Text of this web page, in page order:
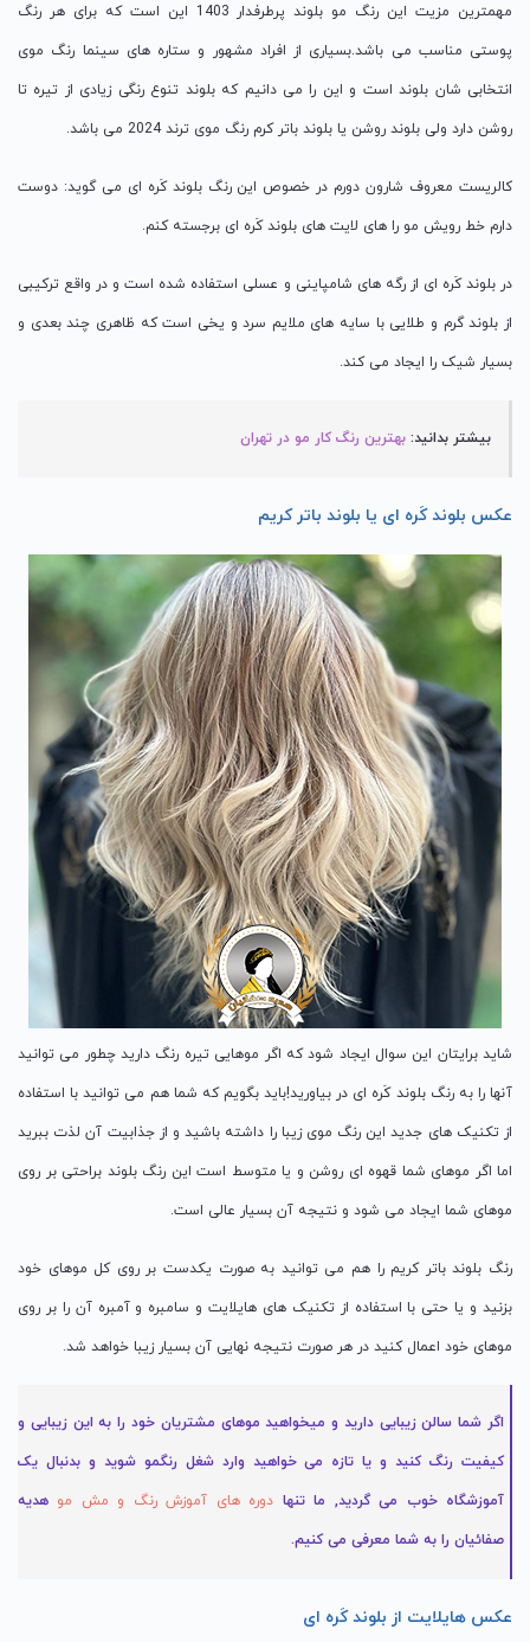
مهمترین مزیت این رنگ مو بلوند پرطرفدار 1403 این است که برای هر رنگ
پوستی مناسب می باشد.بسیاری از افراد مشهور و ستاره های سینما رنگ موی
انتخابی شان بلوند است و این را می دانیم که بلوند تنوع رنگی زیادی از تیره تا
روشن دارد ولی بلوند روشن یا بلوند باتر کرم رنگ موی ترند 2024 می باشد.
کالریست معروف شارون دورم در خصوص این رنگ بلوند کَره ای می گوید: دوست
دارم خط رویش مو را های لایت های بلوند کَره ای برجسته کنم.
در بلوند کَره ای از رگه های شامپاینی و عسلی استفاده شده است و در واقع ترکیبی
از بلوند گرم و طلایی با سایه های ملایم سرد و یخی است که ظاهری چند بعدی و
بسیار شیک را ایجاد می کند.
بیشتر بدانید: بهترین رنگ کار مو در تهران
عکس بلوند کَره ای یا بلوند باتر کریم
شاید برایتان این سوال ایجاد شود که اگر موهایی تیره رنگ دارید چطور می توانید
آنها را به رنگ بلوند کَره ای در بیاورید!باید بگویم که شما هم می توانید با استفاده
از تکنیک های جدید این رنگ موی زیبا را داشته باشید و از جذابیت آن لذت ببرید
اما اگر موهای شما قهوه ای روشن و یا متوسط است این رنگ بلوند براحتی بر روی
موهای شما ایجاد می شود و نتیجه آن بسیار عالی است.
رنگ بلوند باتر کریم را هم می توانید به صورت یکدست بر روی کل موهای خود
بزنید و یا حتی با استفاده از تکنیک های هایلایت و سامبره و آمبره آن را بر روی
موهای خود اعمال کنید در هر صورت نتیجه نهایی آن بسیار زیبا خواهد شد.
اگر شما سالن زیبایی دارید و میخواهید موهای مشتریان خود را به این زیبایی و
کیفیت رنگ کنید و یا تازه می خواهید وارد شغل رنگمو شوید و بدنبال یک
آموزشگاه خوب می گردید, ما تنها دوره های آموزش رنگ و مش مو هدیه
صفائیان را به شما معرفی می کنیم.
عکس هایلایت از بلوند کَره ای